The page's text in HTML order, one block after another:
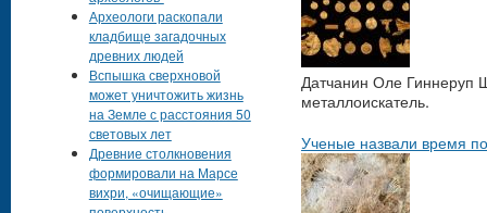
Датчанин Оле Гиннеруп
металлоискатель.
Ученые назвали время
Археологи раскопали
кладбище загадочных
древних людей
Вспышка сверхновой
может уничтожить жизнь
на Земле с расстояния 50
световых лет
Древние столкновения
формировали на Марсе
вихри, «очищающие»